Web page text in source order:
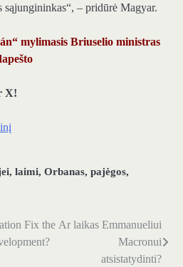
– pridūrė Magyar.
mylimasis Briuselio ministras
X!
, laimi, Orbanas, pajėgos,
Fix the Ar laikas Emmanueliui
Macronui
atsistatydinti?